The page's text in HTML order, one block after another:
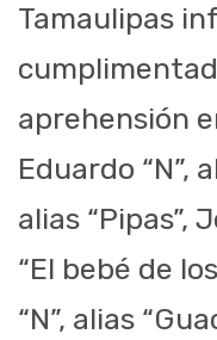
Tamaulipas
aprehensión
Eduardo “N”,
alias “Pipas”,
“El bebé de
“N”, alias